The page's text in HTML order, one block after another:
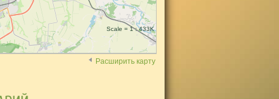
Scale = 1 : 433K
Расширить карту